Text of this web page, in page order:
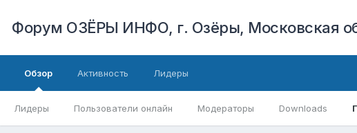
Форум ОЗЁРЫ ИНФО, г. Озёры, Московская
Обзор
Лидеры Пользователи онлайн Модераторы Downloads
Активность Лидеры